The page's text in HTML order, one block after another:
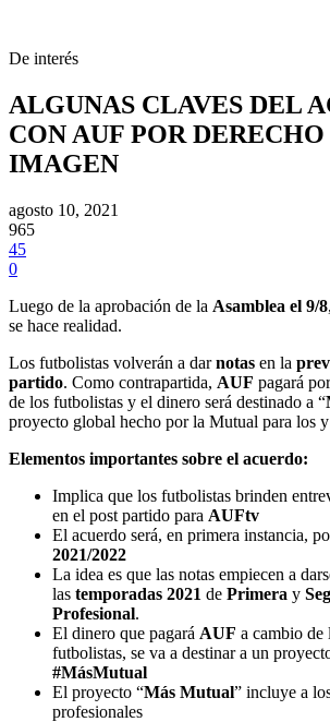
De interés
ALGUNAS CLAVES DEL
CON AUF POR DERECHO
IMAGEN
agosto 10, 2021
965
45
0
Luego de la aprobación de la Asamblea el 9/8
se hace realidad.
Los futbolistas volverán a darnotas en la
partido. Como contrapartida, AUF pagará
de los futbolistas y el dinero será destinado a “
proyecto global hecho por la Mutual para los
Elementos importantes sobre el acuerdo:
Implica que los futbolistas brinden
en el post partido para AUFtv
El acuerdo será, en primera instancia,
2021/2022
La idea es que las notas empiecen a
las temporadas 2021 de Primera y
Profesional.
El dinero que pagará AUF a cambio de
futbolistas, se va a destinar a un
#MásMutual
El proyecto “Más Mutual” incluye a
profesionales